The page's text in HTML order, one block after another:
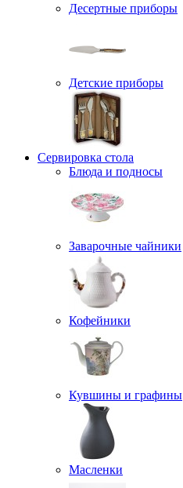
Десертные приборы
Детские приборы
Сервировка стола
Блюда и подносы
Заварочные чайники
Кофейники
Кувшины и графины
Масленки